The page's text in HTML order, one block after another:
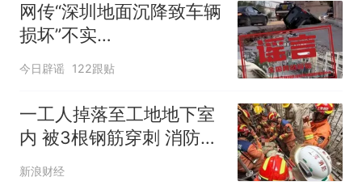
网传“深圳地面沉降致车辆
损坏”不实
（2026·08·06）
今日辟谣 122跟贴
一工人掉落至工地地下室
内 被3根钢筋穿刺 消防部
门迅速到场救援
新浪财经